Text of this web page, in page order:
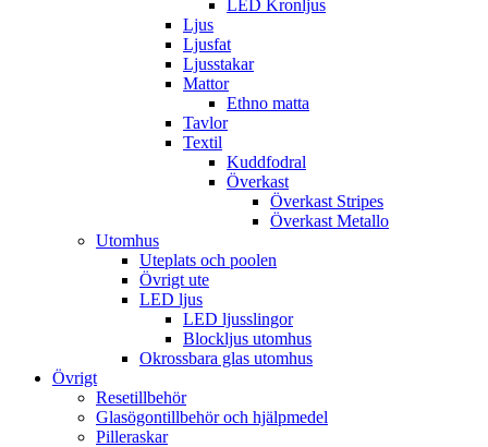
LED Kronljus
Ljus
Ljusfat
Ljusstakar
Mattor
Ethno matta
Tavlor
Textil
Kuddfodral
Överkast
Överkast Stripes
Överkast Metallo
Utomhus
Uteplats och poolen
Övrigt ute
LED ljus
LED ljusslingor
Blockljus utomhus
Okrossbara glas utomhus
Övrigt
Resetillbehör
Glasögontillbehör och hjälpmedel
Pilleraskar